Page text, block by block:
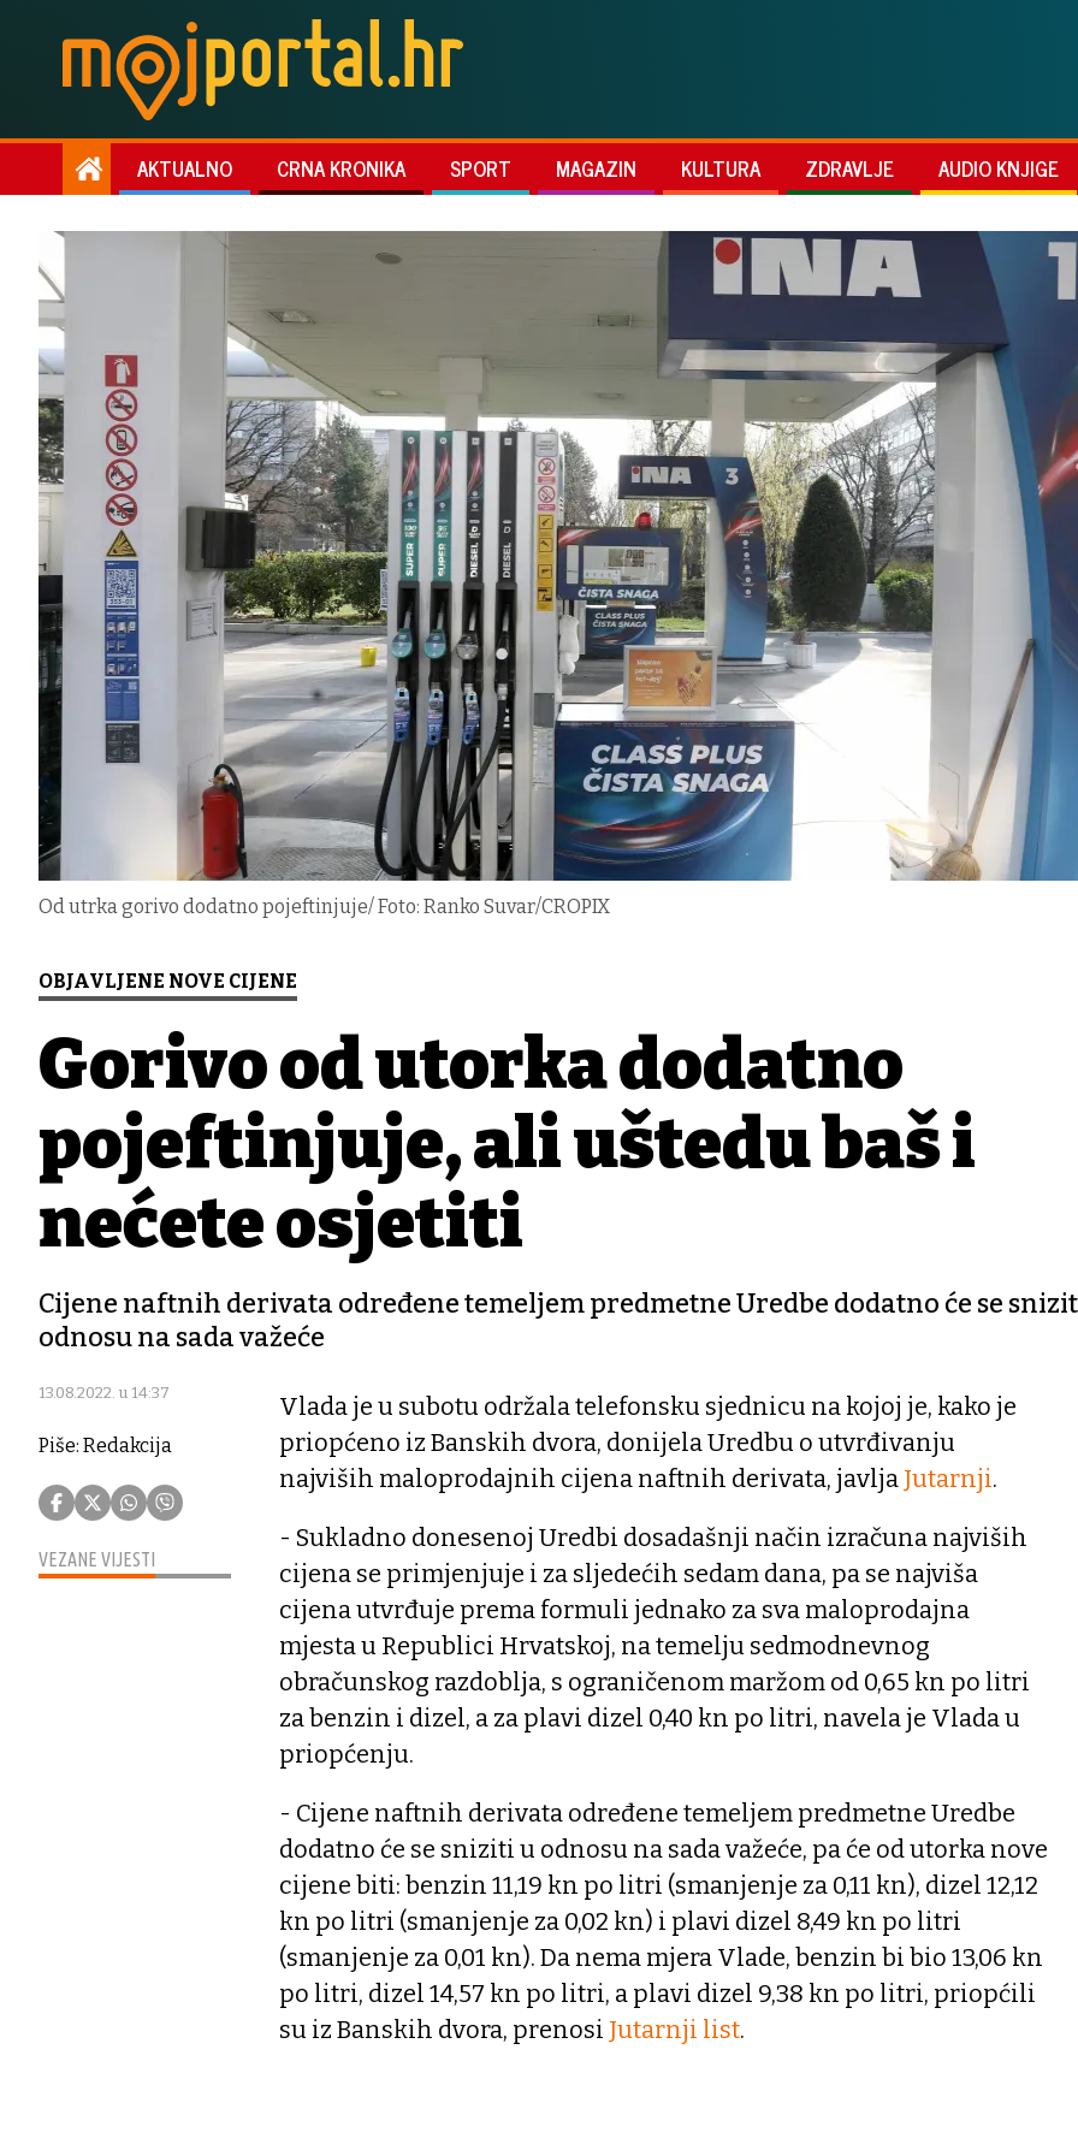
AKTUALNO CRNA KRONIKA SPORT MAGAZIN KULTURA ZDRAVLJE AUDIO KNJIGE
Od utrka gorivo dodatno pojeftinjuje/ Foto: Ranko Suvar/CROPIX
OBJAVLJENE NOVE CIJENE
Gorivo od utorka dodatno
pojeftinjuje, ali uštedu baš i
nećete osjetiti
Cijene naftnih derivata određene temeljem predmetne Uredbe dodatno će se
odnosu na sada važeće
13.08.2022. u 14:37
Piše: Redakcija
VEZANE VIJESTI
Vlada je u subotu održala telefonsku sjednicu na kojoj je, kako je
priopćeno iz Banskih dvora, donijela Uredbu o utvrđivanju
najviših maloprodajnih cijena naftnih derivata, javlja Jutarnji.
- Sukladno donesenoj Uredbi dosadašnji način izračuna najviših
cijena se primjenjuje i za sljedećih sedam dana, pa se najviša
cijena utvrđuje prema formuli jednako za sva maloprodajna
mjesta u Republici Hrvatskoj, na temelju sedmodnevnog
obračunskog razdoblja, s ograničenom maržom od 0,65 kn po litri
za benzin i dizel, a za plavi dizel 0,40 kn po litri, navela je Vlada u
priopćenju.
- Cijene naftnih derivata određene temeljem predmetne Uredbe
dodatno će se sniziti u odnosu na sada važeće, pa će od utorka nove
cijene biti: benzin 11,19 kn po litri (smanjenje za 0,11 kn), dizel 12,12
kn po litri (smanjenje za 0,02 kn) i plavi dizel 8,49 kn po litri
(smanjenje za 0,01 kn). Da nema mjera Vlade, benzin bi bio 13,06 kn
po litri, dizel 14,57 kn po litri, a plavi dizel 9,38 kn po litri, priopćili
su iz Banskih dvora, prenosi Jutarnji list.